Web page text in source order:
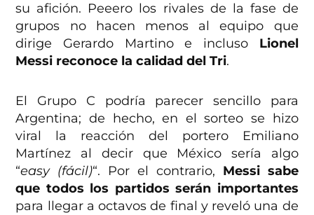
su afición. Peeero los rivales de la fase de
grupos no hacen menos al equipo que
dirige Gerardo Martino e incluso Lionel
Messi reconoce la calidad del Tri.
El Grupo C podría parecer sencillo para
Argentina; de hecho, en el sorteo se hizo
viral la reacción del portero Emiliano
Martínez al decir que México sería algo
“easy (fácil)“. Por el contrario, Messi sabe
que todos los partidos serán importantes
para llegar a octavos de final y reveló una de